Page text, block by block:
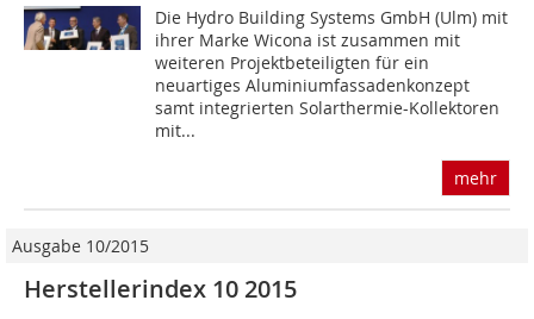
Die Hydro Building Systems GmbH (Ulm) mit
ihrer Marke Wicona ist zusammen mit
weite­ren Projektbeteiligten für ein
neuartiges Aluminiumfassadenkonzept
samt integrierten Solarthermie-Kollektoren
mit...
mehr
Ausgabe 10/2015
Herstellerindex 10 2015